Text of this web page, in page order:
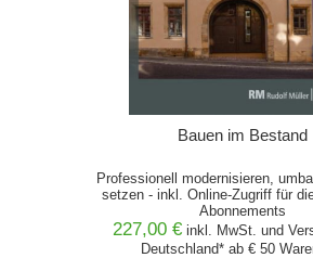
Bauen im Bestand
Professionell modernisieren,
setzen - inkl. Online-Zugriff für
Abonnements
227,00 € inkl. MwSt. und
Deutschland* ab € 50